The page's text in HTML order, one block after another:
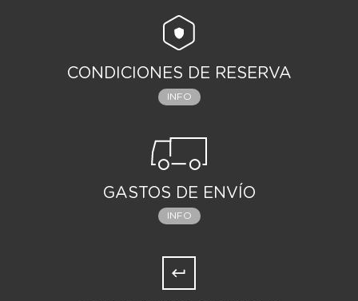
CONDICIONES DE RESERVA
INFO
GASTOS DE ENVÍO
INFO